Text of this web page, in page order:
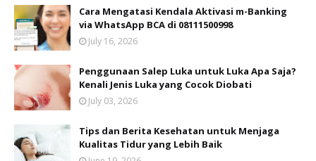
Cara Mengatasi Kendala Aktivasi m-Banking
via WhatsApp BCA di 08111500998
July 16, 2026
Penggunaan Salep Luka untuk Luka Apa Saja?
Kenali Jenis Luka yang Cocok Diobati
July 03, 2026
Tips dan Berita Kesehatan untuk Menjaga
Kualitas Tidur yang Lebih Baik